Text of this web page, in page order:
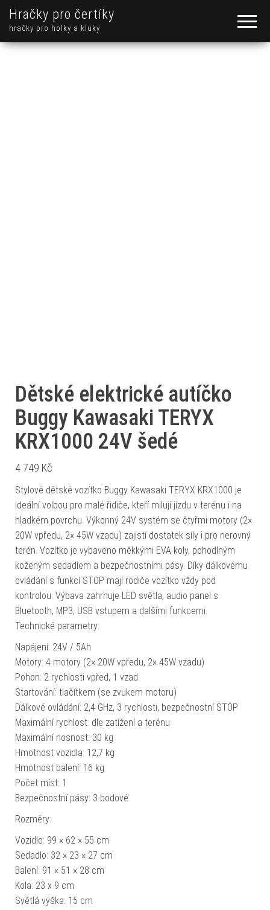
Hračky pro čertíky
hračky pro holky a kluky
Dětské elektrické autíčko
Buggy Kawasaki TERYX
KRX1000 24V šedé
4 749 Kč
Stylové dětské vozítko Buggy Kawasaki TERYX KRX1000 je
ideální volbou pro malé řidiče, kteří milují jízdu v terénu i na
hladkém povrchu. Výkonný 24V systém se čtyřmi motory (2×
20W vpředu, 2× 45W vzadu) zajistí dostatek síly i pro nerovný
terén. Vozítko je vybaveno měkkými EVA koly, pohodlným
koženým sedadlem a bezpečnostními pásy. Díky dálkovému
ovládání s funkcí STOP mají rodiče vozítko vždy pod
kontrolou. Výbava zahrnuje LED světla, audio panel s
Bluetooth, MP3, USB vstupem a dalšími funkcemi.
Technické parametry:
Napájení: 24V / 5Ah
Motory: 4 motory (2× 20W vpředu, 2× 45W vzadu)
Pohon: 2 rychlosti vpřed, 1 vzad
Startování: tlačítkem (se zvukem motoru)
Dálkové ovládání: 2,4 GHz, 3 rychlosti, bezpečnostní STOP
Maximální rychlost: dle zatížení a terénu
Maximální nosnost: 30 kg
Hmotnost vozidla: 12,7 kg
Hmotnost balení: 16 kg
Počet míst: 1
Bezpečnostní pásy: 3-bodové
Rozměry:
Vozidlo: 99 × 62 × 55 cm
Sedadlo: 32 × 23 × 27 cm
Balení: 91 × 51 × 28 cm
Kola: 23 x 9 cm
Světlá výška: 15 cm